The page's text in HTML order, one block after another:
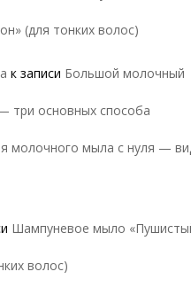
(для тонких волос)
к записи Большой молочный
три основных способа
молочного мыла с нуля —
Шампуневое мыло
волос)